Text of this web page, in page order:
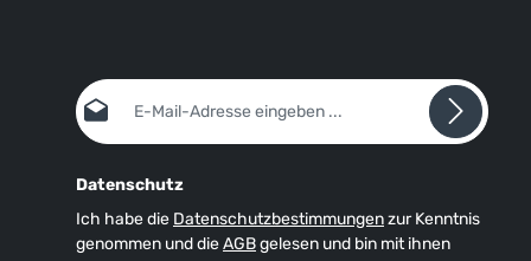
E-Mail-Adresse*
Datenschutz
Ich habe die Datenschutzbestimmungenzur Kenntnis
genommen und dieAGBgelesen und bin mit ihnen